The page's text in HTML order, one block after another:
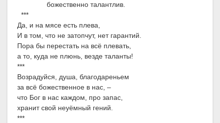
божественно талантлив.
***
Да, и на мясе есть плева,
И в том, что не затопчут, нет гарантий.
Пора бы перестать на всё плевать,
а то, куда не плюнь, везде таланты!
***
Возрадуйся, душа, благодареньем
за всё божественное в нас, –
что Бог в нас каждом, про запас,
хранит свой неуёмный гений.
***